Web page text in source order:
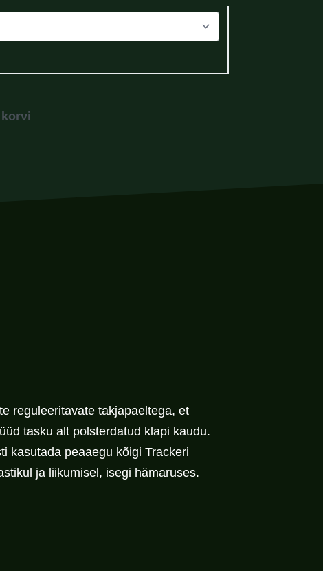
reguleeritavate takjapaeltega, et
tasku alt polsterdatud klapi kaudu.
kasutada peaaegu kõigi Trackeri
ja liikumisel, isegi hämaruses.